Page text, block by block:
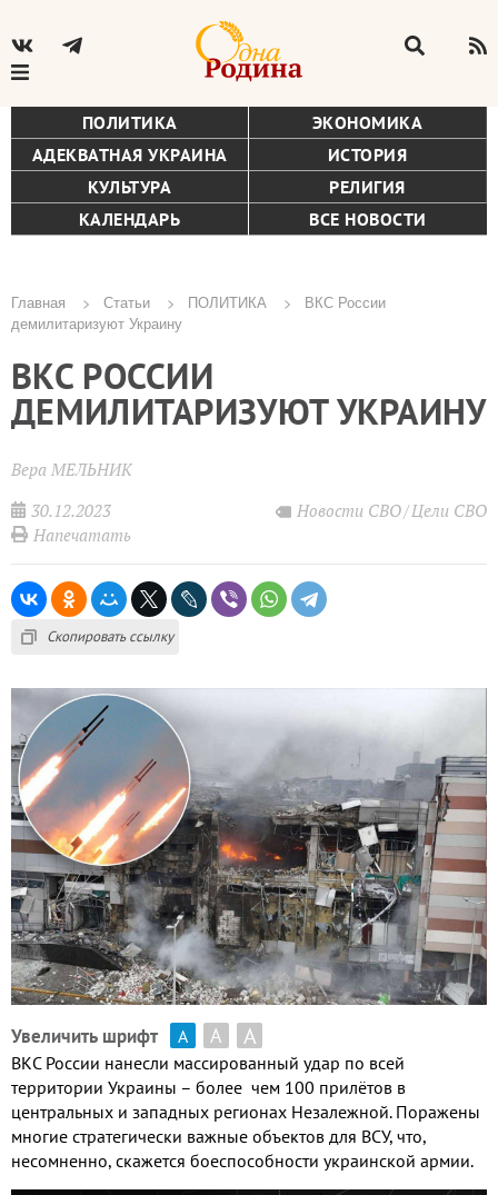
ПОЛИТИКА
ЭКОНОМИКА
АДЕКВАТНАЯ УКРАИНА
ИСТОРИЯ
КУЛЬТУРА
РЕЛИГИЯ
КАЛЕНДАРЬ
ВСЕ НОВОСТИ
Строка
навигации
Главная Статьи ПОЛИТИКА
ВКС России
демилитаризуют Украину
ВКС РОССИИ
ДЕМИЛИТАРИЗУЮТ УКРАИНУ
Вера МЕЛЬНИК
30.12.2023
Новости СВО Цели СВО
Напечатать
Скопировать ссылку
Увеличить шрифт А А А
ВКС России нанесли массированный удар по всей
территории Украины – более чем 100 прилётов в
центральных и западных регионах Незалежной. Поражены
многие стратегически важные объектов для ВСУ, что,
несомненно, скажется боеспособности украинской армии.